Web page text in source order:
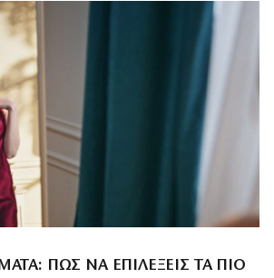
ΠΏΣ ΝΑ ΕΠΙΛΈΞΕΙΣ ΤΑ ΠΙΟ